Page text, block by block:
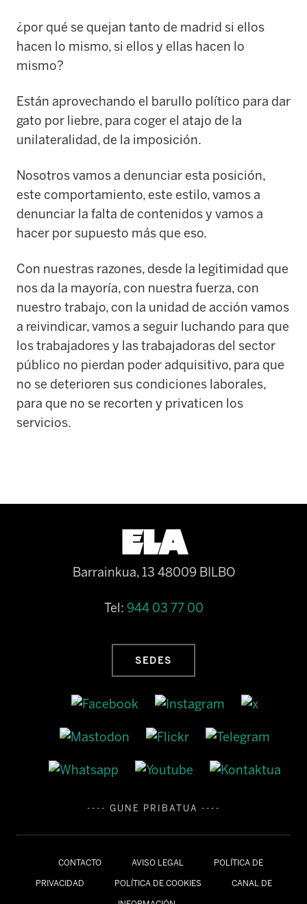
¿por qué se quejan tanto de madrid si ellos
hacen lo mismo, si ellos y ellas hacen lo
mismo?
Están aprovechando el barullo político para dar
gato por liebre, para coger el atajo de la
unilateralidad, de la imposición.
Nosotros vamos a denunciar esta posición,
este comportamiento, este estilo, vamos a
denunciar la falta de contenidos y vamos a
hacer por supuesto más que eso.
Con nuestras razones, desde la legitimidad que
nos da la mayoría, con nuestra fuerza, con
nuestro trabajo, con la unidad de acción vamos
a reivindicar, vamos a seguir luchando para que
los trabajadores y las trabajadoras del sector
público no pierdan poder adquisitivo, para que
no se deterioren sus condiciones laborales,
para que no se recorten y privaticen los
servicios.
CONTACTO AVISO LEGAL POLÍTICA DE
PRIVACIDAD POLÍTICA DE COOKIES CANAL DE
Barrainkua, 13 48009 BILBO
Tel: 944 03 77 00
SEDES
---- GUNE PRIBATUA ----